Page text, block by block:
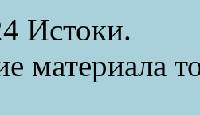
Истоки.
материала